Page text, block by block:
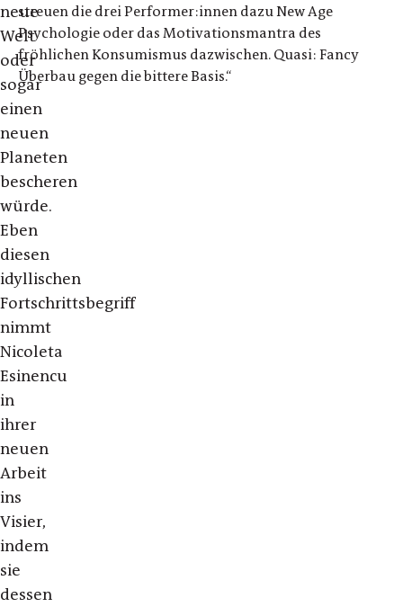
neue
Welt
oder
sogar
einen
neuen
Planeten
bescheren
würde.
Eben
diesen
idyllischen
Fortschrittsbegriff
nimmt
Nicoleta
Esinencu
in
ihrer
neuen
Arbeit
ins
Visier,
indem
sie
dessen
streuen die drei Performer:innen dazu New Age
Psychologie oder das Motivationsmantra des
fröhlichen Konsumismus dazwischen. Quasi: Fancy
Überbau gegen die bittere Basis.“